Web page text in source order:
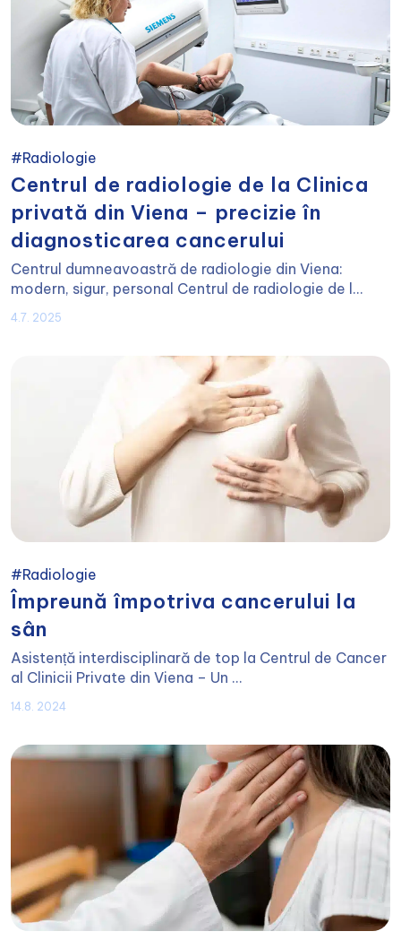
#Radiologie
Centrul de radiologie de la Clinica
privată din Viena – precizie în
diagnosticarea cancerului
Centrul dumneavoastră de radiologie din Viena:
modern, sigur, personal Centrul de radiologie de l...
4.7. 2025
#Radiologie
Împreună împotriva cancerului la
sân
Asistență interdisciplinară de top la Centrul de Cancer
al Clinicii Private din Viena – Un ...
14.8. 2024